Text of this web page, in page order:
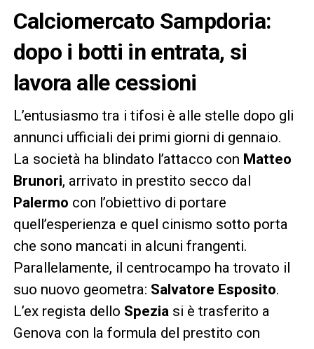
Calciomercato Sampdoria:
dopo i botti in entrata, si
lavora alle cessioni
L’entusiasmo tra i tifosi è alle stelle dopo gli
annunci ufficiali dei primi giorni di gennaio.
La società ha blindato l’attacco con Matteo
Brunori, arrivato in prestito secco dal
Palermo con l’obiettivo di portare
quell’esperienza e quel cinismo sotto porta
che sono mancati in alcuni frangenti.
Parallelamente, il centrocampo ha trovato il
suo nuovo geometra: Salvatore Esposito.
L’ex regista dello Speziasi è trasferito a
Genova con la formula del prestito con